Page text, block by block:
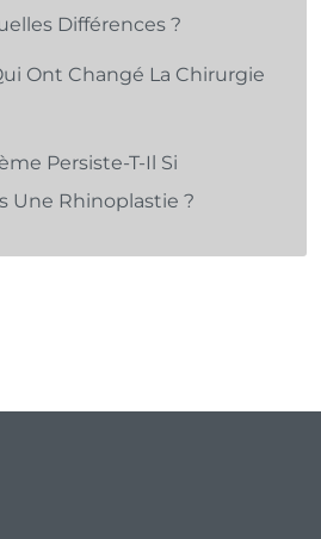
Différences ?
Ont Changé La Chirurgie
Persiste-T-Il Si
Une Rhinoplastie ?